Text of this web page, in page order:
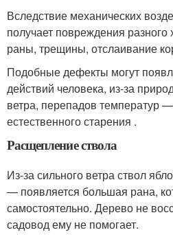
Вследствие механических
получает повреждения
раны, трещины, отслаивание
Подобные дефекты могут
действий человека, из-за
ветра, перепадов температур
естественного старения .
Расщепление ствола
Из-за сильного ветра ствол
— появляется большая рана,
самостоятельно. Дерево не
садовод ему не помогает.